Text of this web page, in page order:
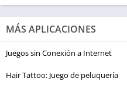
MÁS APLICACIONES
Juegos sin Conexión a Internet
Hair Tattoo: Juego de peluquería